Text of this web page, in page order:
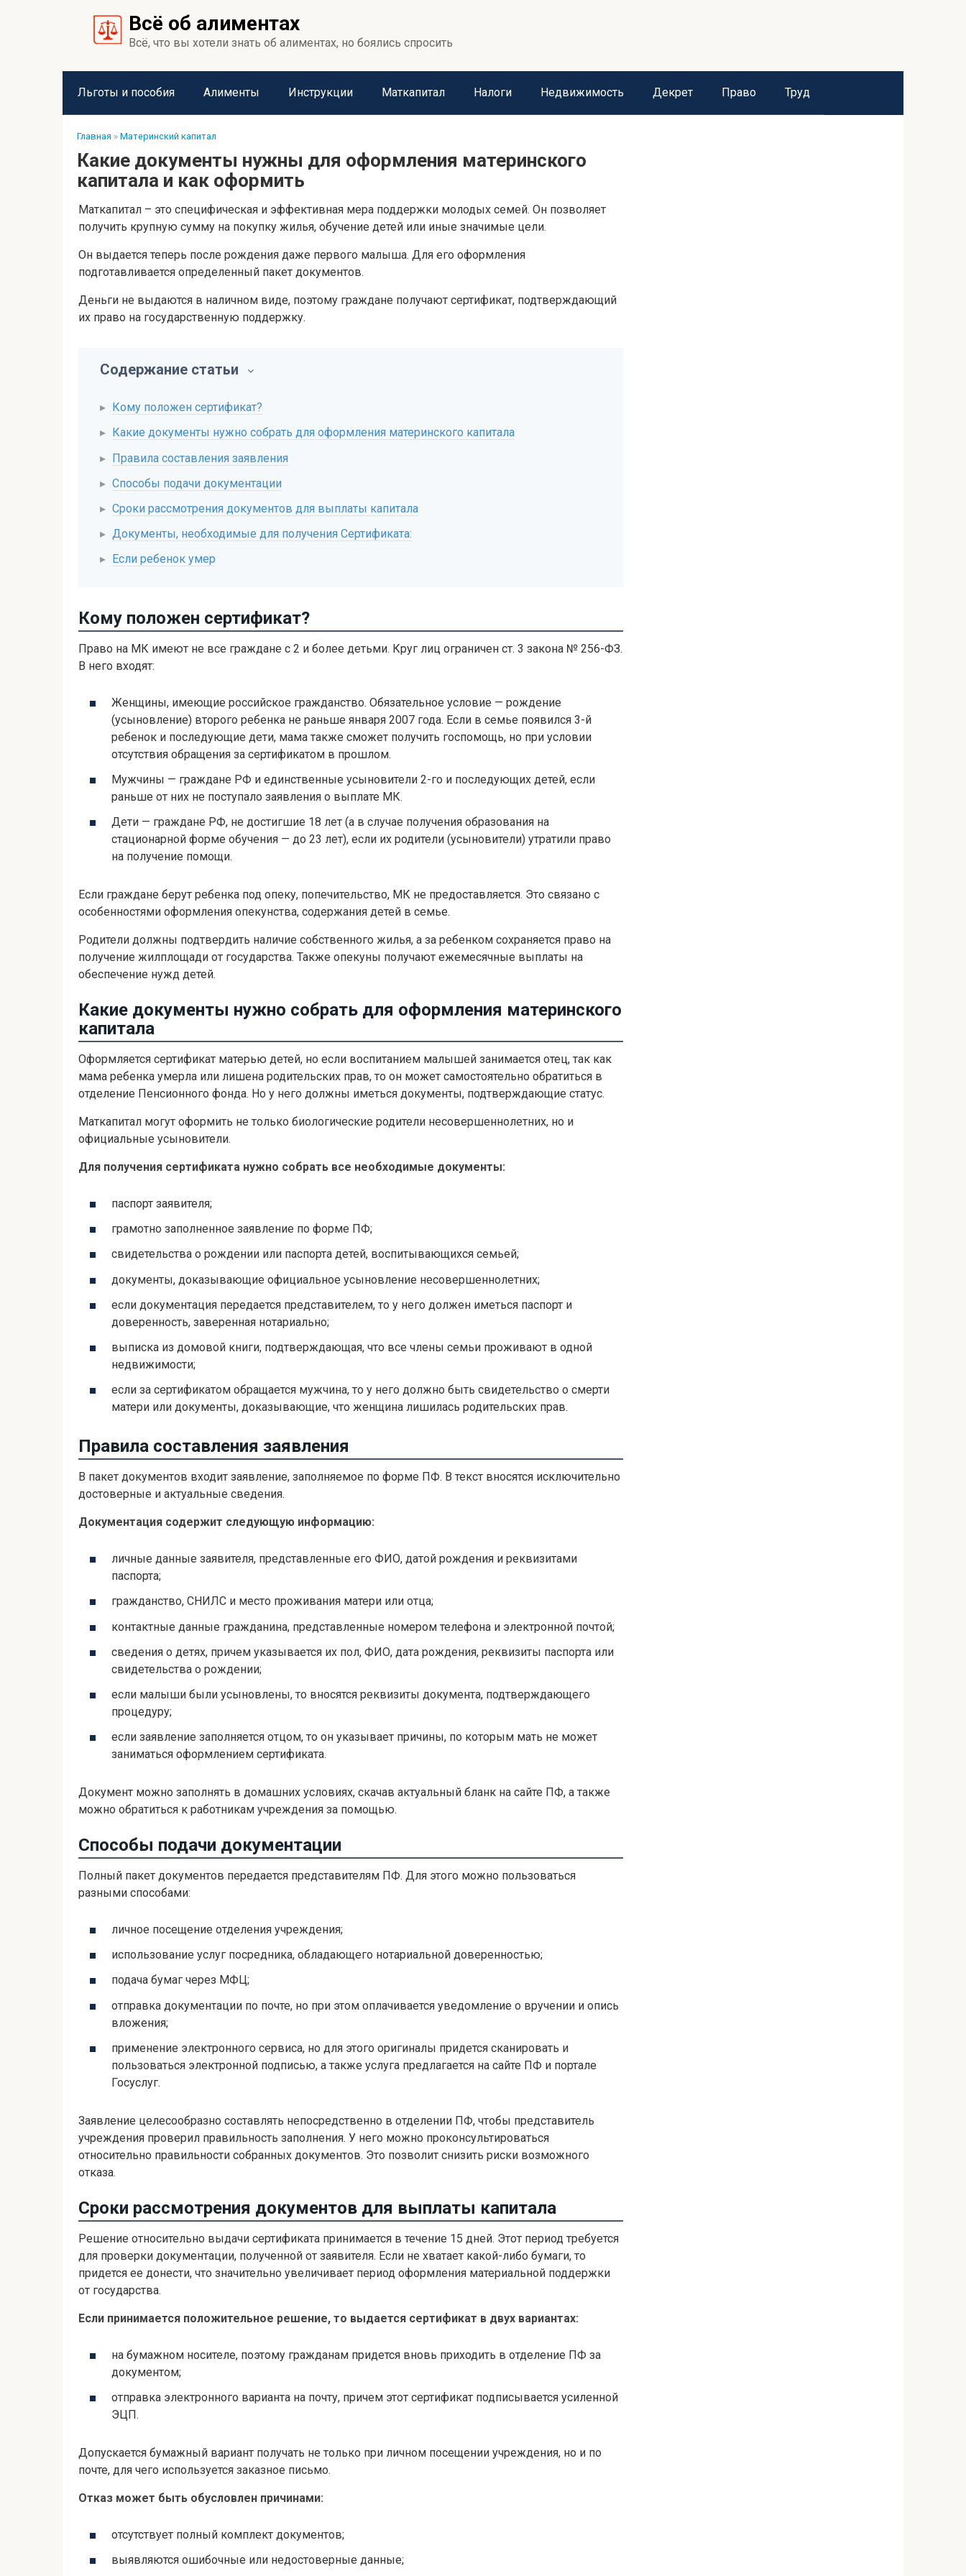
Всё об алиментах
Всё, что вы хотели знать об алиментах, но боялись спросить
Льготы и пособия Алименты Инструкции Маткапитал Налоги Недвижимость Декрет Право Труд
Главная » Материнский капитал
Какие документы нужны для оформления материнского
капитала и как оформить
Маткапитал – это специфическая и эффективная мера поддержки молодых семей. Он позволяет
получить крупную сумму на покупку жилья, обучение детей или иные значимые цели.
Он выдается теперь после рождения даже первого малыша. Для его оформления
подготавливается определенный пакет документов.
Деньги не выдаются в наличном виде, поэтому граждане получают сертификат, подтверждающий
их право на государственную поддержку.
Содержание статьи
Кому положен сертификат?
Какие документы нужно собрать для оформления материнского капитала
Правила составления заявления
Способы подачи документации
Сроки рассмотрения документов для выплаты капитала
Документы, необходимые для получения Сертификата:
Если ребенок умер
Кому положен сертификат?
Право на МК имеют не все граждане с 2 и более детьми. Круг лиц ограничен ст. 3 закона № 256-ФЗ.
В него входят:
Женщины, имеющие российское гражданство. Обязательное условие — рождение
(усыновление) второго ребенка не раньше января 2007 года. Если в семье появился 3-й
ребенок и последующие дети, мама также сможет получить госпомощь, но при условии
отсутствия обращения за сертификатом в прошлом.
Мужчины — граждане РФ и единственные усыновители 2-го и последующих детей, если
раньше от них не поступало заявления о выплате МК.
Дети — граждане РФ, не достигшие 18 лет (а в случае получения образования на
стационарной форме обучения — до 23 лет), если их родители (усыновители) утратили право
на получение помощи.
Если граждане берут ребенка под опеку, попечительство, МК не предоставляется. Это связано с
особенностями оформления опекунства, содержания детей в семье.
Родители должны подтвердить наличие собственного жилья, а за ребенком сохраняется право на
получение жилплощади от государства. Также опекуны получают ежемесячные выплаты на
обеспечение нужд детей.
Какие документы нужно собрать для оформления материнского
капитала
Оформляется сертификат матерью детей, но если воспитанием малышей занимается отец, так как
мама ребенка умерла или лишена родительских прав, то он может самостоятельно обратиться в
отделение Пенсионного фонда. Но у него должны иметься документы, подтверждающие статус.
Маткапитал могут оформить не только биологические родители несовершеннолетних, но и
официальные усыновители.
Для получения сертификата нужно собрать все необходимые документы:
паспорт заявителя;
грамотно заполненное заявление по форме ПФ;
свидетельства о рождении или паспорта детей, воспитывающихся семьей;
документы, доказывающие официальное усыновление несовершеннолетних;
если документация передается представителем, то у него должен иметься паспорт и
доверенность, заверенная нотариально;
выписка из домовой книги, подтверждающая, что все члены семьи проживают в одной
недвижимости;
если за сертификатом обращается мужчина, то у него должно быть свидетельство о смерти
матери или документы, доказывающие, что женщина лишилась родительских прав.
Правила составления заявления
В пакет документов входит заявление, заполняемое по форме ПФ. В текст вносятся исключительно
достоверные и актуальные сведения.
Документация содержит следующую информацию:
личные данные заявителя, представленные его ФИО, датой рождения и реквизитами
паспорта;
гражданство, СНИЛС и место проживания матери или отца;
контактные данные гражданина, представленные номером телефона и электронной почтой;
сведения о детях, причем указывается их пол, ФИО, дата рождения, реквизиты паспорта или
свидетельства о рождении;
если малыши были усыновлены, то вносятся реквизиты документа, подтверждающего
процедуру;
если заявление заполняется отцом, то он указывает причины, по которым мать не может
заниматься оформлением сертификата.
Документ можно заполнять в домашних условиях, скачав актуальный бланк на сайте ПФ, а также
можно обратиться к работникам учреждения за помощью.
Способы подачи документации
Полный пакет документов передается представителям ПФ. Для этого можно пользоваться
разными способами:
личное посещение отделения учреждения;
использование услуг посредника, обладающего нотариальной доверенностью;
подача бумаг через МФЦ;
отправка документации по почте, но при этом оплачивается уведомление о вручении и опись
вложения;
применение электронного сервиса, но для этого оригиналы придется сканировать и
пользоваться электронной подписью, а также услуга предлагается на сайте ПФ и портале
Госуслуг.
Заявление целесообразно составлять непосредственно в отделении ПФ, чтобы представитель
учреждения проверил правильность заполнения. У него можно проконсультироваться
относительно правильности собранных документов. Это позволит снизить риски возможного
отказа.
Сроки рассмотрения документов для выплаты капитала
Решение относительно выдачи сертификата принимается в течение 15 дней. Этот период требуется
для проверки документации, полученной от заявителя. Если не хватает какой-либо бумаги, то
придется ее донести, что значительно увеличивает период оформления материальной поддержки
от государства.
Если принимается положительное решение, то выдается сертификат в двух вариантах:
на бумажном носителе, поэтому гражданам придется вновь приходить в отделение ПФ за
документом;
отправка электронного варианта на почту, причем этот сертификат подписывается усиленной
ЭЦП.
Допускается бумажный вариант получать не только при личном посещении учреждения, но и по
почте, для чего используется заказное письмо.
Отказ может быть обусловлен причинами:
отсутствует полный комплект документов;
выявляются ошибочные или недостоверные данные;